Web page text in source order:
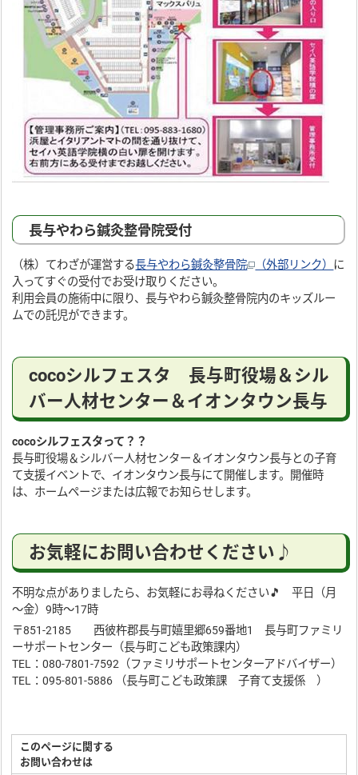
長与やわら鍼灸整骨院受付
（株）てわざが運営する長与やわら鍼灸整骨院 （外部リンク） に
入ってすぐの受付でお受け取りください。
利用会員の施術中に限り、長与やわら鍼灸整骨院内のキッズルー
ムでの託児ができます。
cocoシルフェスタ 長与町役場＆シル
バー人材センター＆イオンタウン長与
cocoシルフェスタって？？
長与町役場＆シルバー人材センター＆イオンタウン長与との子育
て支援イベントで、イオンタウン長与にて開催します。開催時
は、ホームページまたは広報でお知らせします。
お気軽にお問い合わせください♪
不明な点がありましたら、お気軽にお尋ねください🎵 平日（月
～金）9時～17時
〒851-2185 西彼杵郡長与町嬉里郷659番地1 長与町ファミリ
ーサポートセンター（長与町こども政策課内）
TEL：080-7801-7592（ファミリサポートセンターアドバイザー）
TEL：095-801-5886 （長与町こども政策課 子育て支援係 ）
このページに関する
お問い合わせは